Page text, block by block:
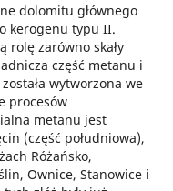
dolomitu głównego
kerogenu typu II.
rolę zarówno skały
część metanu i
wytworzona we
procesów
metanu jest
(część południowa),
Różańsko,
Ownice, Stanowice i